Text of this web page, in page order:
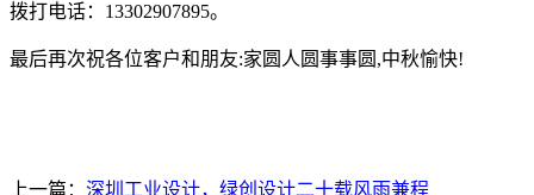
拨打电话：13302907895。
最后再次祝各位客户和朋友:家圆人圆事事圆,中秋愉快!
上一篇： 深圳工业设计，绿创设计二十载风雨兼程